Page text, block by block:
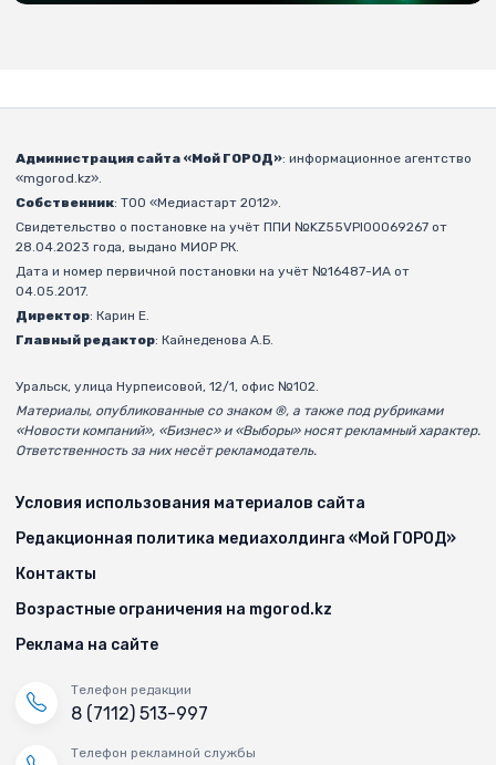
Администрация сайта «Мой ГОРОД»: информационное агентство
«mgorod.kz».
Собственник: ТОО «Медиастарт 2012».
Свидетельство о постановке на учёт ППИ №KZ55VPI00069267 от
28.04.2023 года, выдано МИОР РК.
Дата и номер первичной постановки на учёт №16487-ИА от
04.05.2017.
Директор: Карин Е.
Главный редактор: Кайнеденова А.Б.
Уральск, улица Нурпеисовой, 12/1, офис №102.
Материалы, опубликованные со знаком ®, а также под рубриками
«Новости компаний», «Бизнес» и «Выборы» носят рекламный характер.
Ответственность за них несёт рекламодатель.
Условия использования материалов сайта
Редакционная политика медиахолдинга «Мой ГОРОД»
Контакты
Возрастные ограничения на mgorod.kz
Реклама на сайте
Телефон редакции
8 (7112) 513-997
Телефон рекламной службы